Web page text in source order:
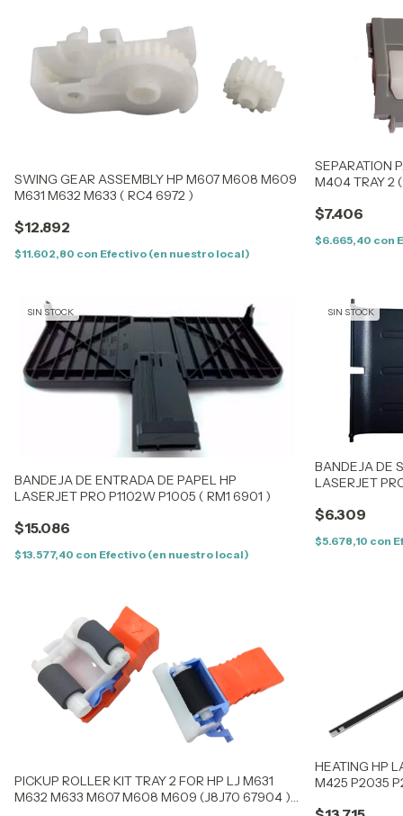
SWING GEAR ASSEMBLY HP M607 M608 M609
M631 M632 M633 ( RC4 6972 )
$12.892
$11.602,80 con Efectivo (en nuestro local)
SEPARATION
M404 TRAY 2
$7.406
$6.665,40 con
SIN STOCK
BANDEJA DE ENTRADA DE PAPEL HP
LASERJET PRO P1102W P1005 ( RM1 6901 )
$15.086
$13.577,40 con Efectivo (en nuestro local)
SIN STOCK
BANDEJA DE
LASERJET
$6.309
$5.678,10 con
PICKUP ROLLER KIT TRAY 2 FOR HP LJ M631
M632 M633 M607 M608 M609 (J8J70 67904 )
HEATING HP
M425 P2035